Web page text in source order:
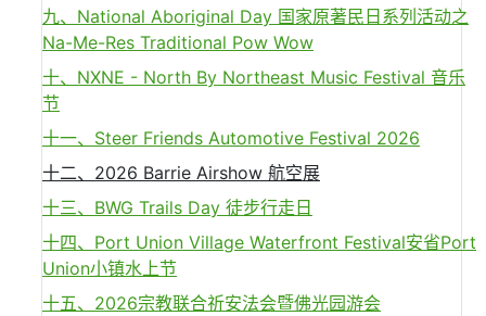
九、National Aboriginal Day 国家原著民日系列活动之
Na-Me-Res Traditional Pow Wow
十、NXNE - North By Northeast Music Festival 音乐
节
十一、Steer Friends Automotive Festival 2026
十二、2026 Barrie Airshow 航空展
十三、BWG Trails Day 徒步行走日
十四、Port Union Village Waterfront Festival安省Port
Union小镇水上节
十五、2026宗教联合祈安法会暨佛光园游会